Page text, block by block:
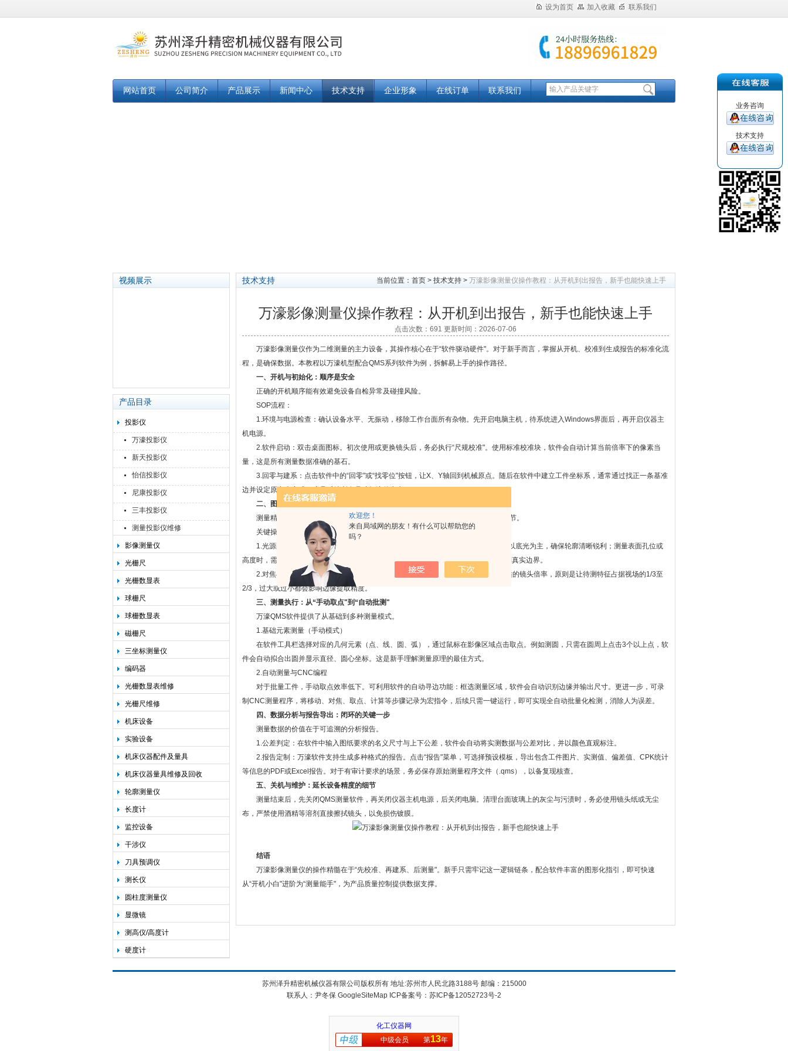
欢迎您！
来自局域网的朋友！有什么可以帮助您的
吗？
设为首页 加入收藏 联系我们
网站首页 公司简介 产品展示 新闻中心 技术支持 企业形象 在线订单 联系我们
视频展示
产品目录
投影仪
万濠投影仪
新天投影仪
怡信投影仪
尼康投影仪
三丰投影仪
测量投影仪维修
影像测量仪
光栅尺
光栅数显表
球栅尺
球栅数显表
磁栅尺
三坐标测量仪
编码器
光栅数显表维修
光栅尺维修
机床设备
实验设备
机床仪器配件及量具
机床仪器量具维修及回收
轮廓测量仪
长度计
监控设备
干涉仪
刀具预调仪
测长仪
圆柱度测量仪
显微镜
测高仪/高度计
硬度计
技术支持 当前位置： 首页 > 技术支持 > 万濠影像测量仪操作教程：从开机到出报告，新手也能快速上手
万濠影像测量仪操作教程：从开机到出报告，新手也能快速上手
点击次数：691 更新时间：2026-07-06
万濠影像测量仪作为二维测量的主力设备，其操作核心在于“软件驱动硬件"。对于新手而言，掌握从开机、校准到生成报告的标准化流
程，是确保数据。本教程以万濠机型配合QMS系列软件为例，拆解易上手的操作路径。
一、开机与初始化：顺序是安全
正确的开机顺序能有效避免设备自检异常及碰撞风险。
SOP流程：
1.环境与电源检查：确认设备水平、无振动，移除工作台面所有杂物。先开启电脑主机，待系统进入Windows界面后，再开启仪器主
机电源。
2.软件启动：双击桌面图标。初次使用或更换镜头后，务必执行“尺规校准"。使用标准校准块，软件会自动计算当前倍率下的像素当
量，这是所有测量数据准确的基石。
3.回零与建系：点击软件中的“回零"或“找零位"按钮，让X、Y轴回到机械原点。随后在软件中建立工件坐标系，通常通过找正一条基准
边并设定原点来完成，这是后续所有尺寸标注的参考。
二、图像优化：获取清晰轮廓的“黄金法则"
测量精度依赖图像质量。新手常犯的错误是过度依赖自动寻边而忽略基础的光源调节。
关键操作步骤：
1.光源配比：根据工件特性调整表面光（环形光）与底光。测量外形尺寸时，通常以底光为主，确保轮廓清晰锐利；测量表面孔位或
高度时，需开启表面光补光。原则是“宁暗勿曝"，过亮会导致边缘“炸白"，软件无法识别真实边界。
2.对焦与倍率：使用自动对焦功能或手动调节Z轴，使图像达到清晰状态。选择合适的镜头倍率，原则是让待测特征占据视场的1/3至
2/3，过大或过小都会影响边缘提取精度。
三、测量执行：从“手动取点"到“自动批测"
万濠QMS软件提供了从基础到多种测量模式。
1.基础元素测量（手动模式）
在软件工具栏选择对应的几何元素（点、线、圆、弧），通过鼠标在影像区域点击取点。例如测圆，只需在圆周上点击3个以上点，软
件会自动拟合出圆并显示直径、圆心坐标。这是新手理解测量原理的最佳方式。
2.自动测量与CNC编程
对于批量工件，手动取点效率低下。可利用软件的自动寻边功能：框选测量区域，软件会自动识别边缘并输出尺寸。更进一步，可录
制CNC测量程序，将移动、对焦、取点、计算等步骤记录为宏指令，后续只需一键运行，即可实现全自动批量化检测，消除人为误差。
四、数据分析与报告导出：闭环的关键一步
测量数据的价值在于可追溯的分析报告。
1.公差判定：在软件中输入图纸要求的名义尺寸与上下公差，软件会自动将实测数据与公差对比，并以颜色直观标注。
2.报告定制：万濠软件支持生成多种格式的报告。点击“报告"菜单，可选择预设模板，导出包含工件图片、实测值、偏差值、CPK统计
等信息的PDF或Excel报告。对于有审计要求的场景，务必保存原始测量程序文件（.qms），以备复现核查。
五、关机与维护：延长设备精度的细节
测量结束后，先关闭QMS测量软件，再关闭仪器主机电源，后关闭电脑。清理台面玻璃上的灰尘与污渍时，务必使用镜头纸或无尘
布，严禁使用酒精等溶剂直接擦拭镜头，以免损伤镀膜。
结语
万濠影像测量仪的操作精髓在于“先校准、再建系、后测量"。新手只需牢记这一逻辑链条，配合软件丰富的图形化指引，即可快速
从“开机小白"进阶为“测量能手"，为产品质量控制提供数据支撑。
苏州泽升精密机械仪器有限公司版权所有 地址:苏州市人民北路3188号 邮编：215000
联系人：尹冬保 GoogleSiteMap ICP备案号： 苏ICP备12052723号-2
业务咨询
技术支持
化工仪器网
中级会员
第13年